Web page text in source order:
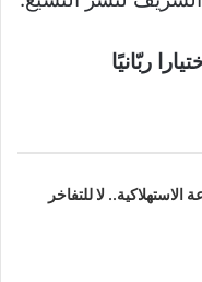
ربّانيًا
الاستهلاكية.. لا للتفاخر